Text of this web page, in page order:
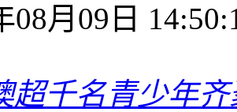
08月09日
超千名青少年